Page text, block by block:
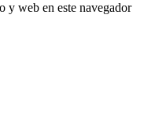
y web en este navegador